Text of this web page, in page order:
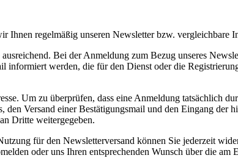
regelmäßig unseren Newsletter bzw. vergleichbare
Bei der Anmeldung zum Bezug unseres
werden, die für den Dienst oder die
Um zu überprüfen, dass eine Anmeldung tatsächlich
Versand einer Bestätigungsmail und den Eingang
Dritte weitergegeben.
für den Newsletterversand können Sie jederzeit
oder uns Ihren entsprechenden Wunsch über die